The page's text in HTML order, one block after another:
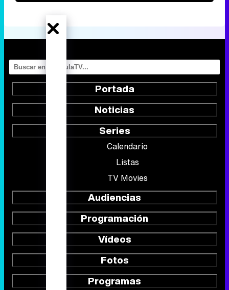
Portada
Noticias
Series
Calendario
Listas
TV Movies
Audiencias
Programación
Vídeos
Fotos
Programas